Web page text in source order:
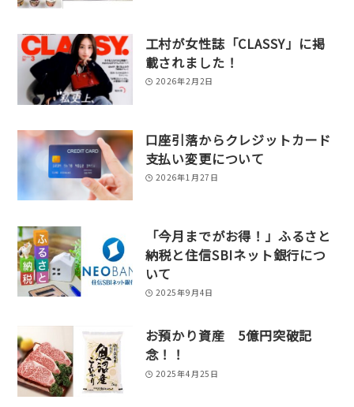
工村が女性誌「CLASSY」に掲
載されました！
2026年2月2日
口座引落からクレジットカード
支払い変更について
2026年1月27日
「今月までがお得！」ふるさと
納税と住信SBIネット銀行につ
いて
2025年9月4日
お預かり資産 5億円突破記
念！！
2025年4月25日